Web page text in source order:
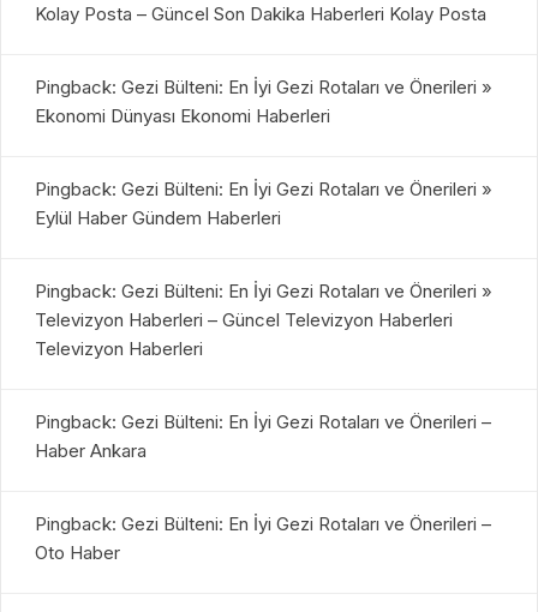
Kolay Posta – Güncel Son Dakika Haberleri Kolay Posta
Pingback: Gezi Bülteni: En İyi Gezi Rotaları ve Önerileri »
Ekonomi Dünyası Ekonomi Haberleri
Pingback: Gezi Bülteni: En İyi Gezi Rotaları ve Önerileri »
Eylül Haber Gündem Haberleri
Pingback: Gezi Bülteni: En İyi Gezi Rotaları ve Önerileri »
Televizyon Haberleri – Güncel Televizyon Haberleri
Televizyon Haberleri
Pingback: Gezi Bülteni: En İyi Gezi Rotaları ve Önerileri –
Haber Ankara
Pingback: Gezi Bülteni: En İyi Gezi Rotaları ve Önerileri –
Oto Haber